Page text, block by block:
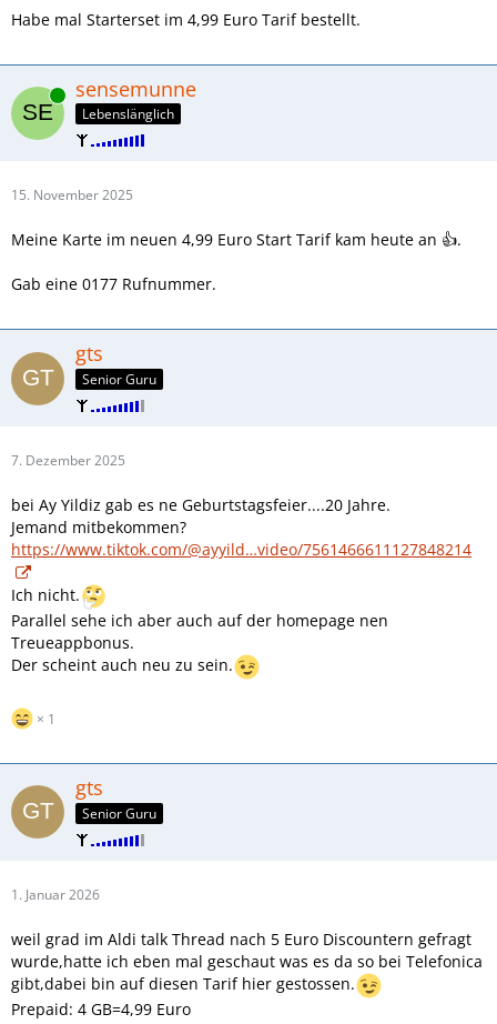
Habe mal Starterset im 4,99 Euro Tarif bestellt.
Online sensemunne
Lebenslänglich
15. November 2025
Meine Karte im neuen 4,99 Euro Start Tarif kam heute an 👍.
Gab eine 0177 Rufnummer.
gts
Senior Guru
7. Dezember 2025
bei Ay Yildiz gab es ne Geburtstagsfeier....20 Jahre.
Jemand mitbekommen?
https://www.tiktok.com/@ayyild…video/7561466611127848214
Ich nicht.
Parallel sehe ich aber auch auf der homepage nen
Treueappbonus.
Der scheint auch neu zu sein.
1
gts
Senior Guru
1. Januar 2026
weil grad im Aldi talk Thread nach 5 Euro Discountern gefragt
wurde,hatte ich eben mal geschaut was es da so bei Telefonica
gibt,dabei bin auf diesen Tarif hier gestossen.
Prepaid: 4 GB=4,99 Euro